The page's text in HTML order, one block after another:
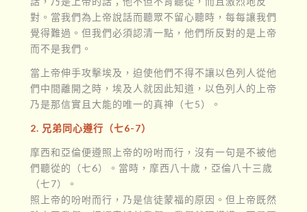
對。當我們為上帝說話而聽眾不留心聽時，每每讓我們
覺得難過。但我們必須認清一點，他們所反對的是上帝
而不是我們。
當上帝伸手攻擊埃及，迫使他們不得不讓以色列人從他
們中間離開之時，埃及人就因此知道，以色列人的上帝
乃是那信實且大能的唯一的真神（七5）。
2. 兄弟同心遵行（七6-7）
摩西和亞倫便遵照上帝的吩咐而行，沒有一句是不被他
們聽從的（七6）。當時，摩西八十歲，亞倫八十三歲
（七7）。
照上帝的吩咐而行，乃是信徒蒙福的原因。但上帝既然